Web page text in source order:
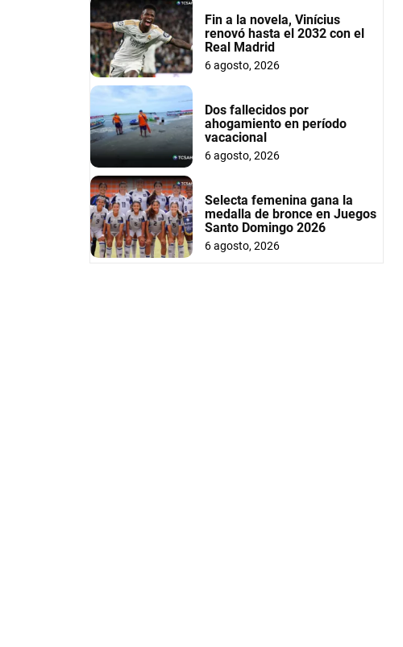
Fin a la novela, Vinícius
renovó hasta el 2032 con el
Real Madrid
6 agosto, 2026
Dos fallecidos por
ahogamiento en período
vacacional
6 agosto, 2026
Selecta femenina gana la
medalla de bronce en Juegos
Santo Domingo 2026
6 agosto, 2026